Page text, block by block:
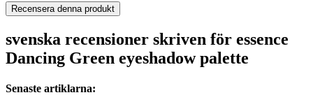
Recensera denna produkt
svenska recensioner skriven för essence
Dancing Green eyeshadow palette
Senaste artiklarna: